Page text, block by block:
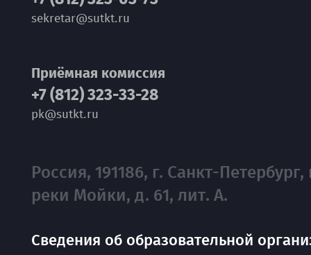
sekretar@sutkt.ru
Приёмная комиссия
+7 (812) 323-33-28
pk@sutkt.ru
Россия, 191186, г. Санкт-Петербург,
реки Мойки, д. 61, лит. А.
Сведения об образовательной